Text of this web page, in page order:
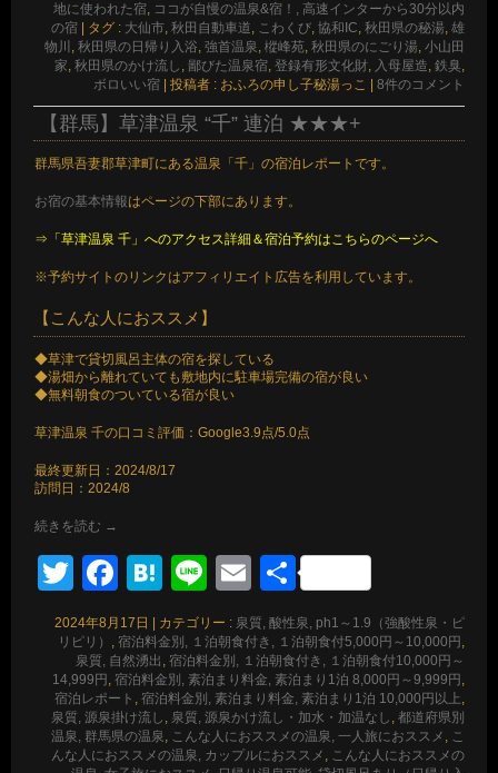
地に使われた宿, ココが自慢の温泉&宿！, 高速インターから30分以内
の宿
タグ : 大仙市, 秋田自動車道, こわくび, 協和IC, 秋田県の秘湯, 雄
物川 , 秋田県の日帰り入浴, 強首温泉, 樅峰苑, 秋田県のにごり湯, 小山田
家, 秋田県のかけ流し , 鄙びた温泉宿, 登録有形文化財, 入母屋造, 鉄臭,
ボロいい宿
投稿者 : おふろの申し子秘湯っこ 8件のコメント
【群馬】草津温泉 “千” 連泊 ★★★+
群馬県吾妻郡草津町にある温泉「千」の宿泊レポートです。
お宿の基本情報はページの下部にあります。
⇒「草津温泉 千」へのアクセス詳細＆宿泊予約はこちらのページへ
※予約サイトのリンクはアフィリエイト広告を利用しています。
【こんな人におススメ】
◆草津で貸切風呂主体の宿を探している
◆湯畑から離れていても敷地内に駐車場完備の宿が良い
◆無料朝食のついている宿が良い
草津温泉 千の口コミ評価：Google3.9点/5.0点
最終更新日：2024/8/17
訪問日：2024/8
続きを読む →
TwitterFacebook
Hatena
LineEmail
共
有
2024年8月17日 カテゴリー : 泉質, 酸性泉, ph1～1.9（強酸性泉・ピ
リピリ） , 宿泊料金別, １泊朝食付き, １泊朝食付5,000円～10,000円 ,
泉質, 自然湧出 , 宿泊料金別, １泊朝食付き, １泊朝食付10,000円～
14,999円 , 宿泊料金別, 素泊まり料金, 素泊まり1泊 8,000円～9,999円 ,
宿泊レポート , 宿泊料金別, 素泊まり料金, 素泊まり1泊 10,000円以上,
泉質, 源泉掛け流し , 泉質, 源泉かけ流し・加水・加温なし , 都道府県別
温泉, 群馬県の温泉, こんな人におススメの温泉, 一人旅におススメ , こ
んな人におススメの温泉, カップルにおススメ , こんな人におススメの